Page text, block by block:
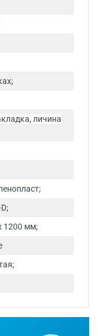
личина
1200 мм;